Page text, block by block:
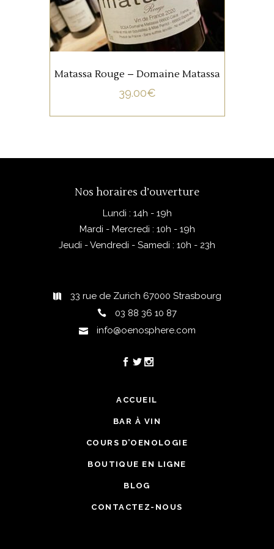
AJOUTER AU PANIER
Matassa Rouge – Domaine Matassa
39.00€
Nos horaires d’ouverture
Lundi : 14h - 19h
Mardi - Mercredi : 10h - 19h
Jeudi - Vendredi - Samedi : 10h - 23h
33 rue de Zurich 67000 Strasbourg
03 88 36 10 87
info@oenosphere.com
ACCUEIL
BAR À VIN
COURS D’OENOLOGIE
BOUTIQUE EN LIGNE
BLOG
CONTACTEZ-NOUS